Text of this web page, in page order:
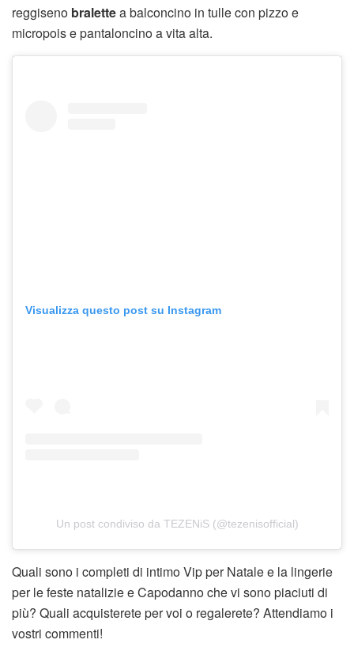
reggiseno bralettea balconcino in tulle con pizzo e
micropois e pantaloncino a vita alta.
Visualizza questo post su Instagram
Un post condiviso da TEZENiS (@tezenisofficial)
Quali sono i completi di intimo Vip per Natale e la lingerie
per le feste natalizie e Capodanno che vi sono piaciuti di
più? Quali acquisterete per voi o regalerete? Attendiamo i
vostri commenti!